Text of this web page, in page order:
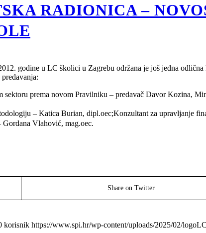
RADIONICA –
godine u LC školici u Zagrebu održana je još jedna
prema novom Pravilniku – predavač Davor Kozina,
– Katica Burian, dipl.oec;Konzultant za upravljanje
Vlahović, mag.oec.
Share on Twitter
korisnik https://www.spi.hr/wp-content/uploads/2025/02/